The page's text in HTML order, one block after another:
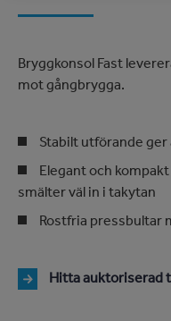
Bryggkonsol Fast
mot gångbrygga.
Stabilt utförande ger
Elegant och
smälter väl in i takytan
Rostfria pressbultar
Hitta auktoriserad